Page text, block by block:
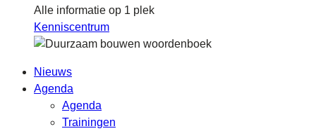
Alle informatie op 1 plek
Kenniscentrum
Nieuws
Agenda
Agenda
Trainingen